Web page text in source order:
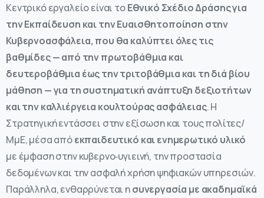
Κεντρικό εργαλείο είναι τοΕθνικό Σχέδιο Δράσης για
την Εκπαίδευση και την Ευαισθητοποίηση στην
Κυβερνοασφάλεια, που θα καλύπτει όλες τις
βαθμίδες — από την πρωτοβάθμια και
δευτεροβάθμια έως την τριτοβάθμια και τη διά βίου
μάθηση — για τη συστηματική ανάπτυξη δεξιοτήτων
και την καλλιέργεια κουλτούρας ασφάλειας. Η
Στρατηγική εντάσσει στην εξίσωση και τους πολίτες/
ΜμΕ, μέσα απόεκπαιδευτικό και ενημερωτικό υλικό
με έμφαση στην κυβερνο‑υγιεινή, την προστασία
δεδομένων και την ασφαλή χρήση ψηφιακών υπηρεσιών.
Παράλληλα, ενθαρρύνεται ησυνεργασία με ακαδημαϊκά